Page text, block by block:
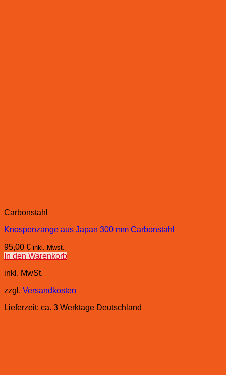
Carbonstahl
Knospenzange aus Japan 300 mm Carbonstahl
95,00 € inkl. Mwst.
In den Warenkorb
inkl. MwSt.
zzgl. Versandkosten
Lieferzeit: ca. 3 Werktage Deutschland